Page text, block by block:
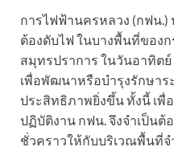
การไฟฟ้านครหลวง (กฟน.)
ต้องดับไฟ ในบางพื้นที่ของ
สมุทรปราการ ในวันอาทิต
เพื่อพัฒนาหรือบำรุงรักษาร
ประสิทธิภาพยิ่งขึ้น ทั้งนี้ เพื่
ปฏิบัติงาน กฟน. จึงจำเป็นต้
ชั่วคราวให้กับบริเวณพื้นที่